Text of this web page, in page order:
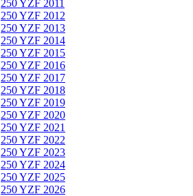
250 YZF 2011
250 YZF 2012
250 YZF 2013
250 YZF 2014
250 YZF 2015
250 YZF 2016
250 YZF 2017
250 YZF 2018
250 YZF 2019
250 YZF 2020
250 YZF 2021
250 YZF 2022
250 YZF 2023
250 YZF 2024
250 YZF 2025
250 YZF 2026